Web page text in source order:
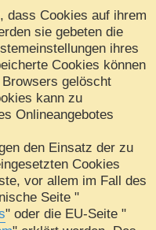
dass Cookies auf ihrem
sie gebeten die
ihres
Cookies können
gelöscht
kann zu
Onlineangebotes
den Einsatz der zu
Cookies
vor allem im Fall des
Seite "
" oder die EU-Seite "